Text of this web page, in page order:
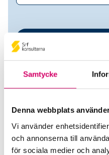
Samtycke
Denna webbplats
Vi använder
och annonserna till
för sociala medier och
Annette